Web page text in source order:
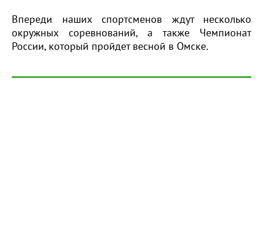
Впереди наших спортсменов ждут несколько
окружных соревнований, а также Чемпионат
России, который пройдет весной в Омске.